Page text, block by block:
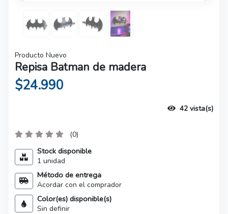
Producto Nuevo
Repisa Batman de madera
$24.990
42 vista(s)
(0)
Stock disponible
1 unidad
Método de entrega
Acordar con el comprador
Color(es) disponible(s)
Sin definir